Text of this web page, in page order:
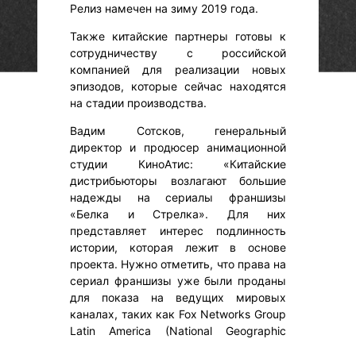
Релиз намечен на зиму 2019 года.
Также китайские партнеры готовы к
сотрудничеству с российской
компанией для реализации новых
эпизодов, которые сейчас находятся
на стадии производства.
Вадим Сотсков, генеральный
директор и продюсер анимационной
студии КиноАтис: «Китайские
дистрибьюторы возлагают большие
надежды на сериалы франшизы
«Белка и Стрелка». Для них
представляет интерес подлинность
истории, которая лежит в основе
проекта. Нужно отметить, что права на
сериал франшизы уже были проданы
для показа на ведущих мировых
каналах, таких как Fox Networks Group
Latin America (National Geographic